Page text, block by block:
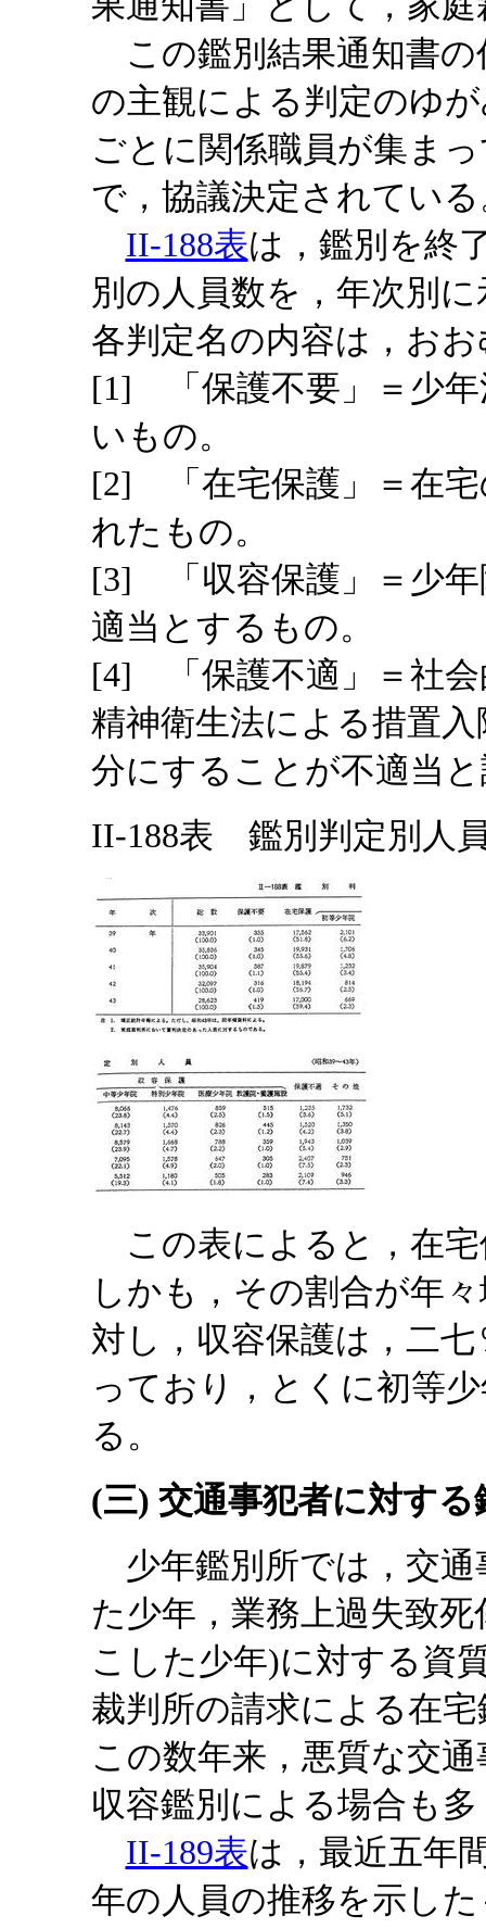
この鑑別結果通知書の
の主観による判定のゆ
ごとに関係職員が集ま
で，協議決定されてい
II-188表は，鑑別を終
別の人員数を，年次別
各判定名の内容は，お
[1] 「保護不要」＝少年
いもの。
[2] 「在宅保護」＝在
れたもの。
[3] 「収容保護」＝少年
適当とするもの。
[4] 「保護不適」＝社会
精神衛生法による措置
分にすることが不適当
II-188表 鑑別判定別人
この表によると，在宅
しかも，その割合が年
対し，収容保護は，二
っており，とくに初等
る。
(三) 交通事犯者に対する
少年鑑別所では，交通
た少年，業務上過失致
こした少年)に対する資
裁判所の請求による在
この数年来，悪質な交
収容鑑別による場合も
II-189表は，最近五年
年の人員の推移を示し